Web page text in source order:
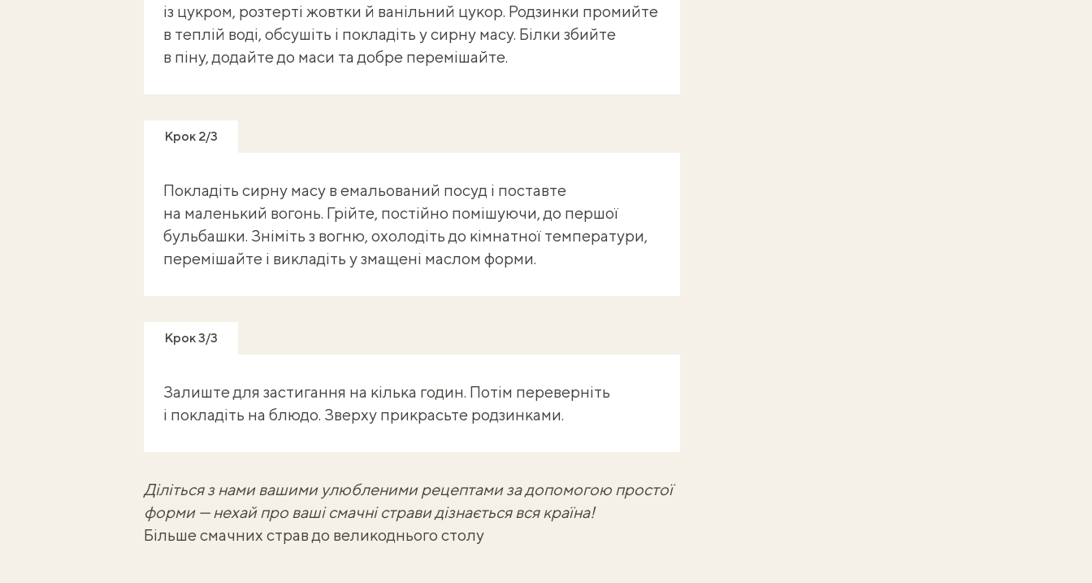
із цукром, розтерті жовтки й ванільний цукор. Родзинки промийте
в теплій воді, обсушіть і покладіть у сирну масу. Білки збийте
в піну, додайте до маси та добре перемішайте.
Крок 2/3
Покладіть сирну масу в емальований посуд і поставте
на маленький вогонь. Грійте, постійно помішуючи, до першої
бульбашки. Зніміть з вогню, охолодіть до кімнатної температури,
перемішайте і викладіть у змащені маслом форми.
Крок 3/3
Залиште для застигання на кілька годин. Потім переверніть
і покладіть на блюдо. Зверху прикрасьте родзинками.
Діліться з нами вашими улюбленими рецептами за допомогою простої
форми— нехай про ваші смачні страви дізнається вся країна!
Більше смачних страв до великоднього столу